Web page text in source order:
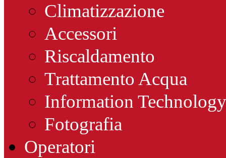
Climatizzazione
Accessori
Riscaldamento
Trattamento Acqua
Information Technology
Fotografia
Operatori